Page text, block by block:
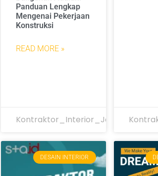
Panduan Lengkap
Mengenai Pekerjaan
Konstruksi
READ MORE »
Kontraktor_Interior_Jakarta
DESAIN INTERIOR